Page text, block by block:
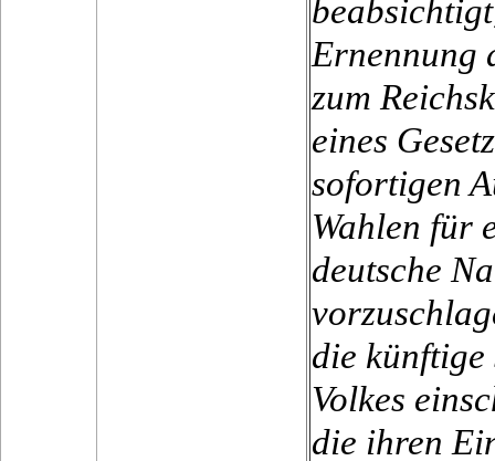
Ernennung
zum
eines
sofortigen
Wahlen für
deutsche
die künftige
Volkes
die ihren